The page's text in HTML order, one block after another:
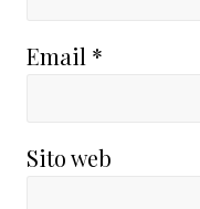
Email *
Sito web